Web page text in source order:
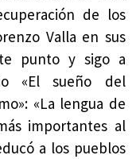
de los
Valla en sus
punto y sigo a
«El sueño del
«La lengua de
importantes al
a los pueblos